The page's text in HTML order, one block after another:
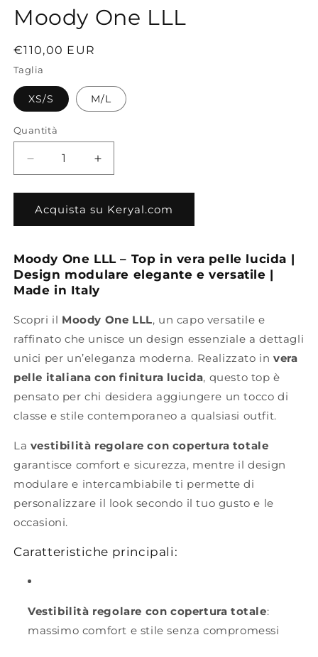
Moody One LLL
Prezzo
di
listino
€110,00 EUR
Taglia
XS/S M/L
Quantità
Diminuisci
quantità
per
Moody
One
Aumenta
quantità
per
Moody
One
Acquista su Keryal.com
Moody One LLL – Top in vera pelle lucida |
Design modulare elegante e versatile |
Made in Italy
Scopri il Moody One LLL, un capo versatile e
raffinato che unisce un design essenziale a dettagli
unici per un’eleganza moderna. Realizzato invera
pelle italiana con finitura lucida, questo top è
pensato per chi desidera aggiungere un tocco di
classe e stile contemporaneo a qualsiasi outfit.
La vestibilità regolare con copertura totale
garantisce comfort e sicurezza, mentre il design
modulare e intercambiabile ti permette di
personalizzare il look secondo il tuo gusto e le
occasioni.
Caratteristiche principali:
Vestibilità regolare con copertura totale:
massimo comfort e stile senza compromessi